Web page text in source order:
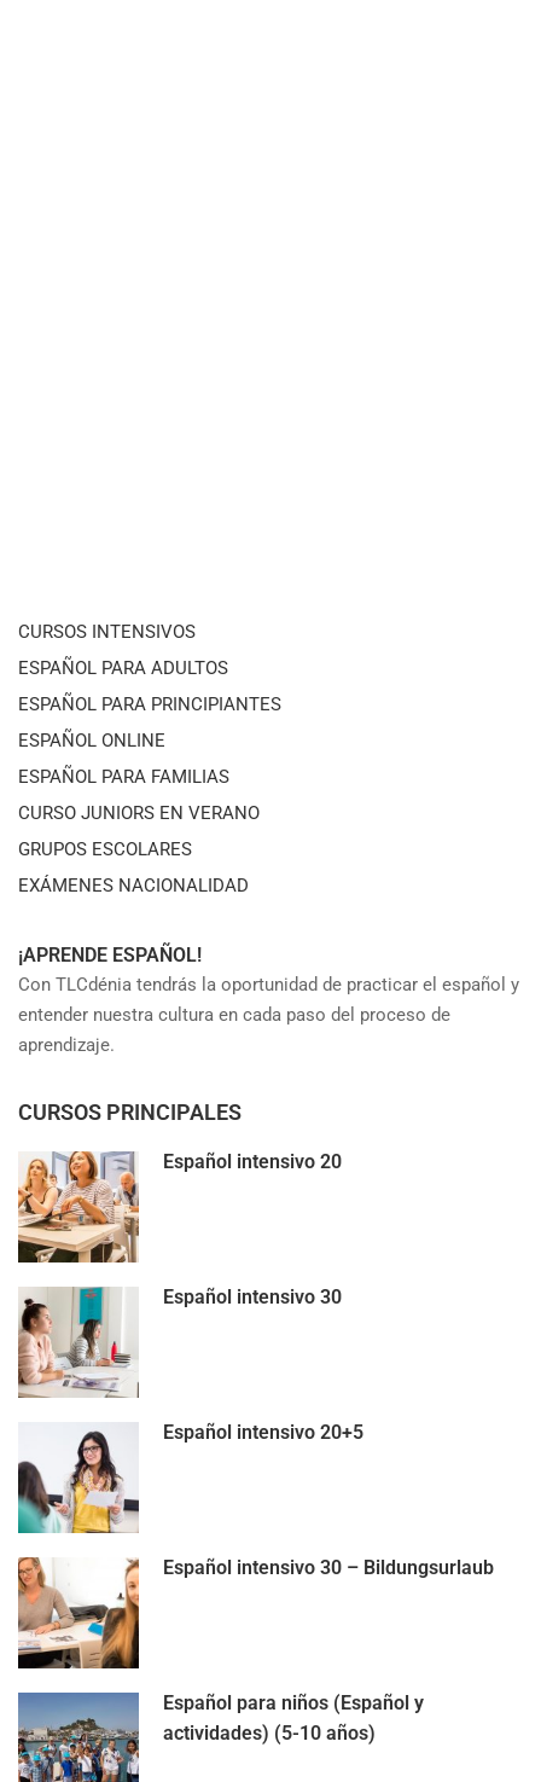
CURSOS INTENSIVOS
ESPAÑOL PARA ADULTOS
ESPAÑOL PARA PRINCIPIANTES
ESPAÑOL ONLINE
ESPAÑOL PARA FAMILIAS
CURSO JUNIORS EN VERANO
GRUPOS ESCOLARES
EXÁMENES NACIONALIDAD
¡APRENDE ESPAÑOL!
Con TLCdénia tendrás la oportunidad de practicar el español y
entender nuestra cultura en cada paso del proceso de
aprendizaje.
CURSOS PRINCIPALES
Español intensivo 20
Español intensivo 30
Español intensivo 20+5
Español intensivo 30 – Bildungsurlaub
Español para niños (Español y
actividades) (5-10 años)